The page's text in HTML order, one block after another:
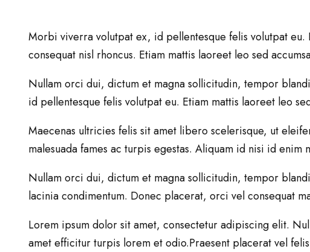
Morbi viverra volutpat ex, id pellentesque felis volutpat
consequat nisl rhoncus. Etiam mattis laoreet leo sed
Nullam orci dui, dictum et magna sollicitudin, tempor
id pellentesque felis volutpat eu. Etiam mattis laoreet leo
Maecenas ultricies felis sit amet libero scelerisque, ut
malesuada fames ac turpis egestas. Aliquam id nisi id
Nullam orci dui, dictum et magna sollicitudin, tempor
lacinia condimentum. Donec placerat, orci vel consequat
Lorem ipsum dolor sit amet, consectetur adipiscing elit.
amet efficitur turpis lorem et odio.Praesent placerat vel